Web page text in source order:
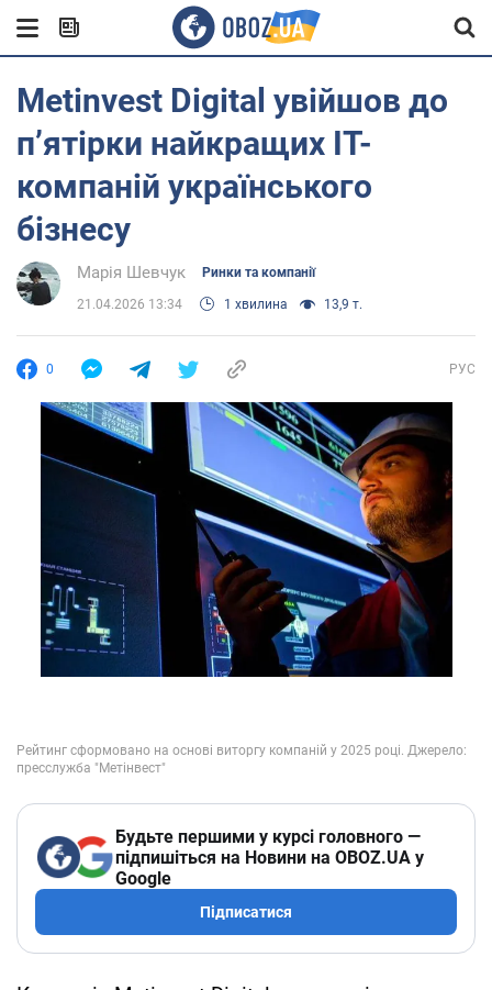
Metinvest Digital увійшов до
п’ятірки найкращих IT-
компаній українського
бізнесу
Марія Шевчук Ринки та компанії
21.04.2026 13:34 1 хвилина 13,9 т.
0 РУС
Будьте першими у курсі головного —
підпишіться на Новини на OBOZ.UA у
Google
Підписатися